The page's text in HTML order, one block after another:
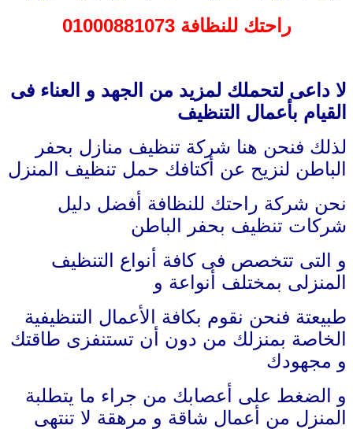
راحتك للنظافة 01000881073
لا داعى لتحملك لمزيد من الجهد و العناء فى
القيام بأعمال التنظيف
لذلك فنحن هنا شركة تنظيف منازل بحفر
الباطن لنزيح عن أكتافك حمل تنظيف المنزل
نحن شركة راحتك للنظافة أفضل دليل
شركات تنظيف بحفر الباطن
و التى تتخصص فى كافة أنواع التنظيف
المنزلى بمختلف أنواعة و
طبيعتة فنحن نقوم بكافة الأعمال التنظيفية
الخاصة بمنزلك من دون أن تستنفزى طاقتك
و مجهودك
و الضغط على أعصابك من جراء ما يتطلبة
المنزل من أعمال شاقة و مرهقة لا تنتهى